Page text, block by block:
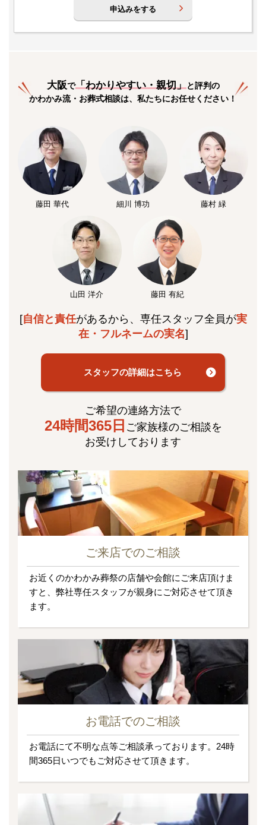
申込みをする
大阪で「わかりやすい・親切」と評判の
かわかみ流・お葬式相談は、私たちにお任せください！
藤田 華代 細川 博功 藤村 緑
山田 洋介 藤田 有紀
[自信と責任があるから、専任スタッフ全員が実
在・フルネームの実名]
スタッフの詳細はこちら
ご希望の連絡方法で
24時間365日 ご家族様のご相談を
お受けしております
ご来店でのご相談
お近くのかわかみ葬祭の店舗や会館にご来店頂けま
すと、弊社専任スタッフが親身にご対応させて頂き
ます。
お電話でのご相談
お電話にて不明な点等ご相談承っております。24時
間365日いつでもご対応させて頂きます。